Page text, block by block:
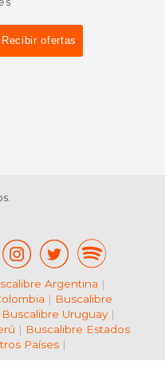
Argentina |
| Buscalibre
Buscalibre Uruguay|
| Buscalibre Estados
Países|